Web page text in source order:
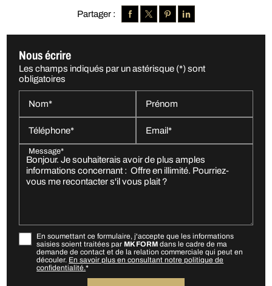
Partager :
Nous écrire
Les champs indiqués par un astérisque (*) sont
obligatoires
Nom*
Prénom
Téléphone*
Email*
Message*
En soumettant ce formulaire, j'accepte que les informations
saisies soient traitées par MK FORMdans le cadre de ma
demande de contact et de la relation commerciale qui peut en
découler. En savoir plus en consultant notre politique de
confidentialité.*